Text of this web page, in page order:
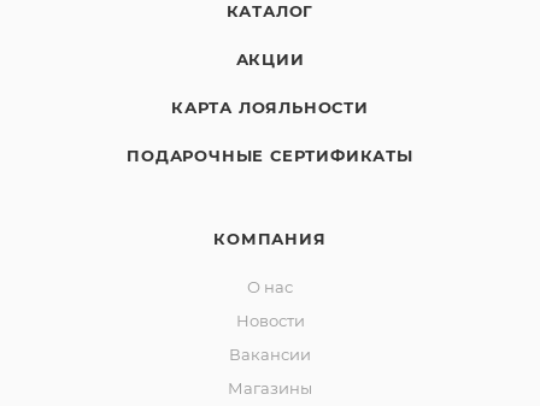
КАТАЛОГ
АКЦИИ
КАРТА ЛОЯЛЬНОСТИ
ПОДАРОЧНЫЕ СЕРТИФИКАТЫ
КОМПАНИЯ
О нас
Новости
Вакансии
Магазины